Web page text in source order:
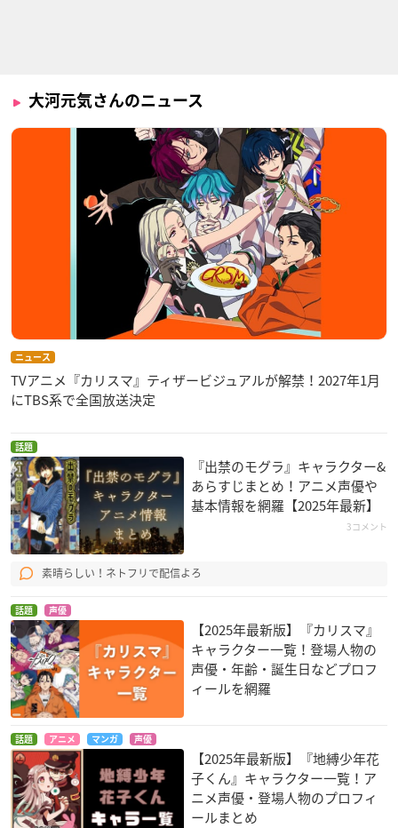
天下統一恋の乱～出
ナンバカ（第2期）
チィー
大河元気さんのニュース
ニュース
TVアニメ『カリスマ』ティザービジュアルが解禁！2027年1月
にTBS系で全国放送決定
話題
『出禁のモグラ』キャラクター&
あらすじまとめ！アニメ声優や
基本情報を網羅【2025年最新】
3コメント
素晴らしい！ネトフリで配信よろ
話題 声優
【2025年最新版】『カリスマ』
キャラクター一覧！登場人物の
声優・年齢・誕生日などプロフ
ィールを網羅
話題 アニメ マンガ 声優
【2025年最新版】『地縛少年花
子くん』キャラクター一覧！ア
ニメ声優・登場人物のプロフィ
ールまとめ